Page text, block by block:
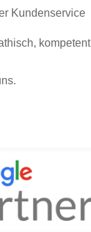
Kundenservice